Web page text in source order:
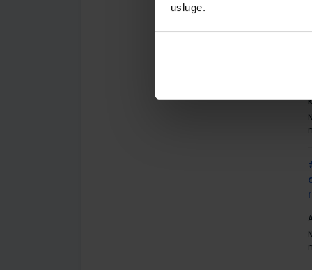
usluge.